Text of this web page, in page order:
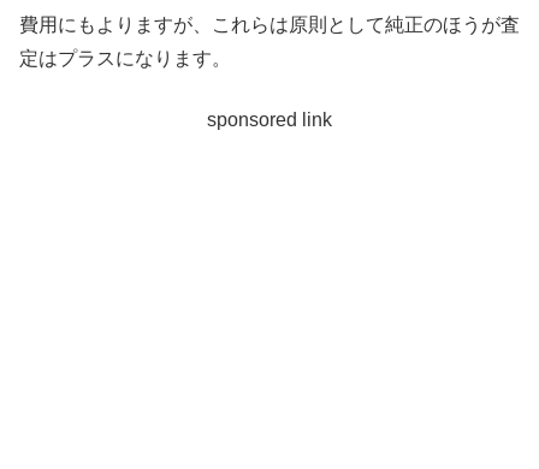
費用にもよりますが、これらは原則として純正のほうが査
定はプラスになります。
sponsored link